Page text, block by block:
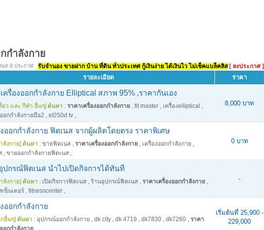
กำลังกาย
มด 8 ประกาศ รับจำนอง ขายฝาก บ้าน ที่ดิน ทั่วประเทศ กู้เงินง่าย ได้เงินไว ไม่เช็คแบล็คลิส [ ลงประกาศ ]
รายละเอียด ราคา
ครื่องออกกำลังกาย Elliptical สภาพ 95% ,ราคากันเอง
ยว และ กีฬา อื่นๆ] ค้นหา : ราคาเครื่องออกกำลังกาย , fit master , เครื่องelliptical ,
อกกำลังกายมือ2 , et250d tv ,
8,000 บาท
งออกกำลังกาย ฟิตเนส จากผู้ผลิตโดยตรง ราคาพิเศษ
ลังกาย] ค้นหา : ขายฟิตเนส , ราคาเครื่องออกกำลังกาย , เครื่องออกกำลังกาย ,
, ขายออกกำลังกายฟิตเนส ,
0 บาท
ปกรณ์ฟิตเนส นำไปเปิดกิจการได้ทันที
ลังกาย] ค้นหา : เปิดกิจการฟิตเนส , ร้านอุปกรณ์ฟิตเนส , ราคาเครื่องออกกำลังกาย ,
ซ็นเตอร์ , fitnesscenter ,
-
ออกกำลังกาย
อื่นๆ] ค้นหา : อุปกรณ์ออกกำลังกาย , dk city , dk 4719 , dk7830 , dk7260 , ราคา
อกกำลังกาย
เริ่มต้นที่ 25,900 -
229,000